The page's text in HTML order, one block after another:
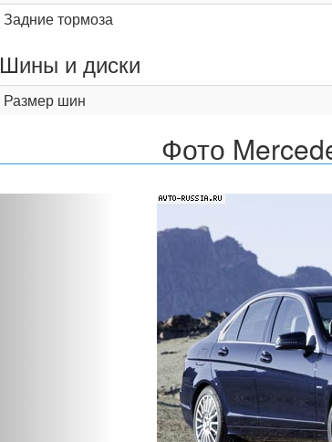
Задние тормоза
Шины и диски
Размер шин
Фото